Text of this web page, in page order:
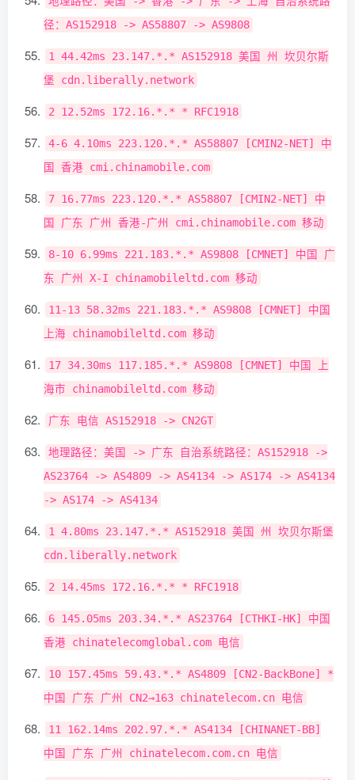
径： AS152918 -> AS58807 -> AS9808
1 44.42ms 23.147.*.* AS152918 美国 州
坎贝尔斯
堡 cdn. liberally. network
2 12.52ms 172.16.*.* * RFC1918
4-6 4.10ms 223.120.*.* AS58807 [CMIN2-NET]
中
国
香港 cmi. chinamobile. com
7 16.77ms 223.120.*.* AS58807 [CMIN2-NET]
中
国
广东 广州 香港-广州 cmi. chinamobile. com 移动
8-10 6.99ms 221.183.*.* AS9808 [CMNET] 中国
广
东
广州 X-I chinamobileltd . com 移动
11-13 58.32ms 221.183.*.* AS9808 [CMNET]
中国
上海 chinamobileltd . com 移动
17 34.30ms 117.185.*.* AS9808 [CMNET] 中国
上
海市 chinamobileltd . com 移动
广东 电信 AS152918 -> CN2GT
地理路径：美国 -> 广东 自治系统路径： AS152918
->
AS23764
-> AS4809 -> AS4134 -> AS174 -> AS4134
-> AS174 -> AS4134
1 4.80ms 23.147.*.* AS152918 美国 州
坎贝尔斯堡
cdn. liberally. network
2 14.45ms 172.16.*.* * RFC1918
6 145.05ms 203.34.*.* AS23764 [CTHKI-HK]
中国
香港 chinatelecomglobal . com 电信
10 157.45ms 59.43.*.* AS4809 [CN2-BackBone]
*
中国
广东 广州 CN2→163 chinatelecom. cn 电信
11 162.14ms 202.97.*.* AS4134 [CHINANET-BB]
中国
广东 广州 chinatelecom. com. cn 电信